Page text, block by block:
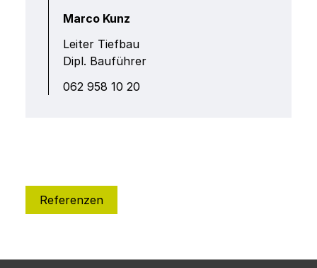
Marco Kunz
Leiter Tiefbau
Dipl. Bauführer
‭062 958 10 20‬
Referenzen